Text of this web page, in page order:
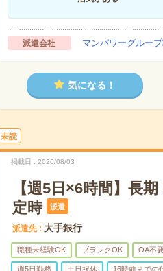
派遣会社 マンパワーグルー
気になる！
未読
掲載日 2026/08/03
【週5日×6時間】長
定時
派遣
派遣先 大手銀行
職種未経験OK ブランクOK OA不
週5日勤務 土日祝休 16時前までの